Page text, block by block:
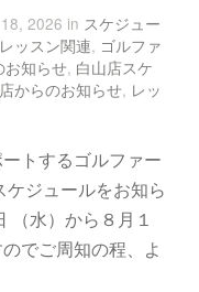
2026 in スケジュー
ッスン関連, ゴルファ
お知らせ, 白山店スケ
からのお知らせ, レッ
トするゴルファー
ジュールをお知ら
水）から８月１
でご周知の程、よ